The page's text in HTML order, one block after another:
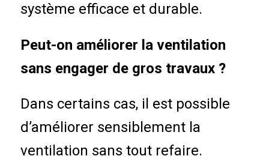
système efficace et durable.
Peut-on améliorer la ventilation
sans engager de gros travaux ?
Dans certains cas, il est possible
d’améliorer sensiblement la
ventilation sans tout refaire.